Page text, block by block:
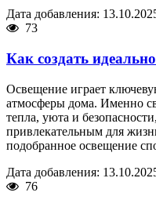
Дата добавления:
73
Как создать
Освещение играет
атмосферы дома. Именно
тепла, уюта и
привлекательным для
подобранное освещение
Дата добавления:
76